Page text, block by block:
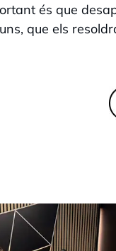
és que
que els